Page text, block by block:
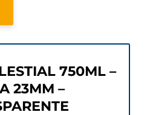
750ML –
23MM –